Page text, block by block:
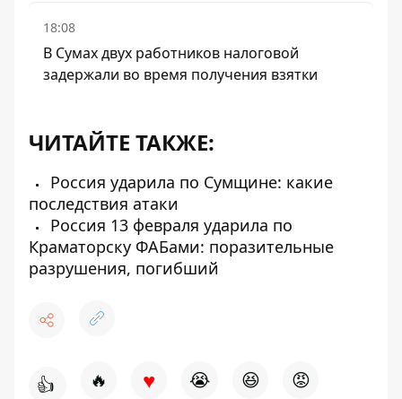
18:08
В Сумах двух работников налоговой
задержали во время получения взятки
ЧИТАЙТЕ ТАКЖЕ:
Россия ударила по Сумщине: какие
последствия атаки
Россия 13 февраля ударила по
Краматорску ФАБами: поразительные
разрушения, погибший
👍 🔥 ♥ 😭 😆 😡